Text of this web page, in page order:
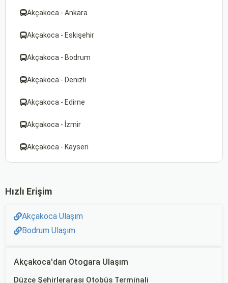
Akçakoca - Ankara
Akçakoca - Eskişehir
Akçakoca - Bodrum
Akçakoca - Denizli
Akçakoca - Edirne
Akçakoca - İzmir
Akçakoca - Kayseri
Hızlı Erişim
Akçakoca Ulaşım
Bodrum Ulaşım
Akçakoca'dan Otogara Ulaşım
Düzce Şehirlerarası Otobüs Terminali